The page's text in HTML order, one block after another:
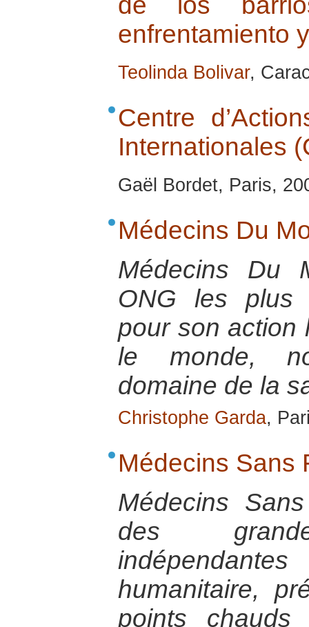
enfrentamiento
Teolinda Bolivar,
Centre
Internationales
Gaël Bordet, Paris,
Médecins Du
Médecins Du
ONG les plus
pour son action
le monde,
domaine de la
Christophe Garda,
Médecins Sans
Médecins
des
humanitaire,
points chauds